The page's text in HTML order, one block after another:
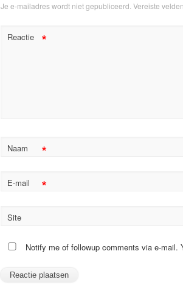
Je e-mailadres wordt niet gepubliceerd. Vereiste
Reactie *
Naam *
E-mail *
Site
Notify me of followup comments via e-mail.